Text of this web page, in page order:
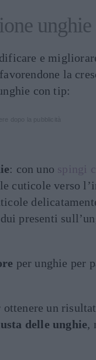
e
la
con tip:
: con uno spingi
cuticole verso
presenti
per unghie per
un
delle unghie,